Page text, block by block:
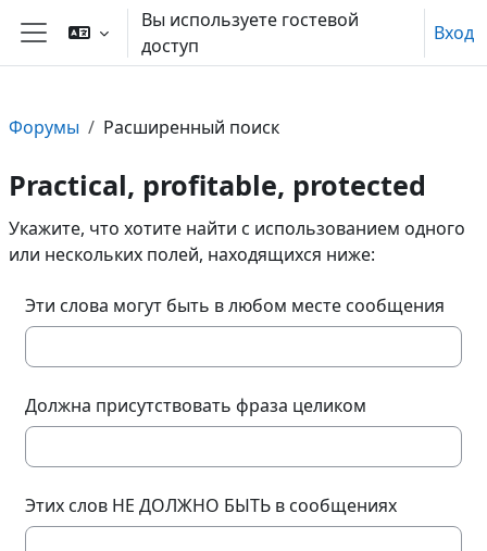
Перейти к основному содержанию
Боковая панель
Вы используете гостевой
доступ
Вход
Форумы Расширенный поиск
Practical, profitable, protected
Укажите, что хотите найти с использованием одного
или нескольких полей, находящихся ниже:
Эти слова могут быть в любом месте сообщения
Должна присутствовать фраза целиком
Этих слов НЕ ДОЛЖНО БЫТЬ в сообщениях